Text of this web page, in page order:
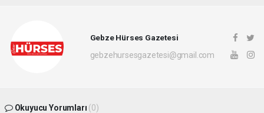
Gebze Hürses Gazetesi
gebzehursesgazetesi@gmail.com
Okuyucu Yorumları (0)